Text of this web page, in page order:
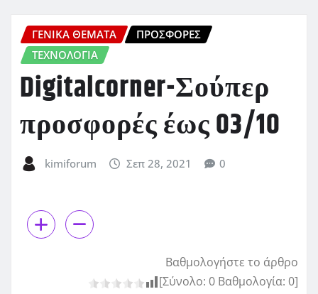
ΓΕΝΙΚΑ ΘΕΜΑΤΑ
ΠΡΟΣΦΟΡΈΣ
ΤΕΧΝΟΛΟΓΙΑ
Digitalcorner-Σούπερ
προσφορές έως 03/10
kimiforum Σεπ 28, 2021 0
Βαθμολογήστε το άρθρο
[Σύνολο: 0 Βαθμολογία: 0]